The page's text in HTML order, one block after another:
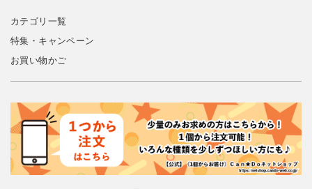
カテゴリ一覧
特集・キャンペーン
お買い物かご